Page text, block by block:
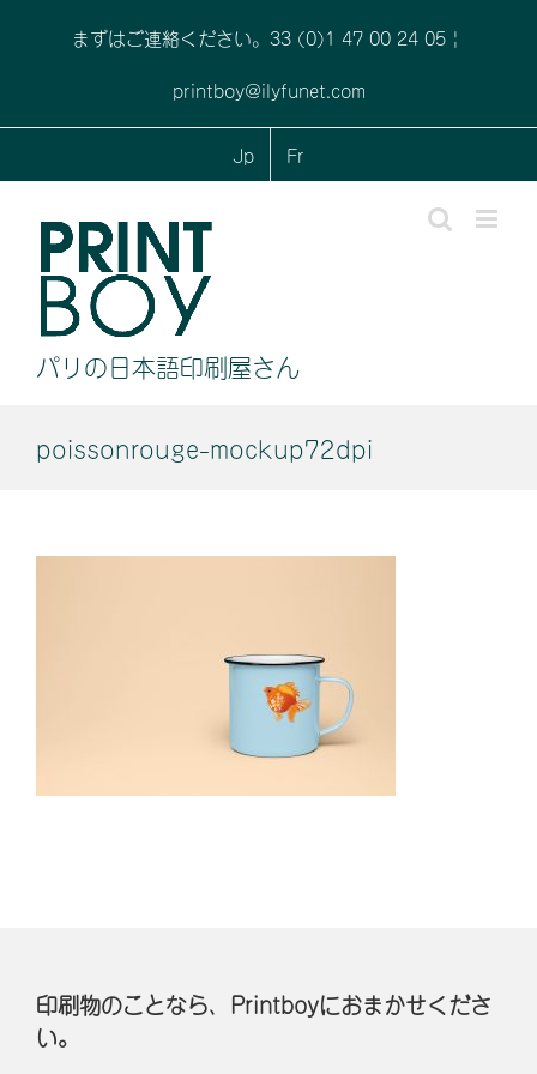
まずはご連絡ください。33 (0)1 47 00 24 05 |
printboy@ilyfunet.com
Jp Fr
パリの日本語印刷屋さん
poissonrouge-mockup72dpi
印刷物のことなら、Printboyにおまかせくださ
い。